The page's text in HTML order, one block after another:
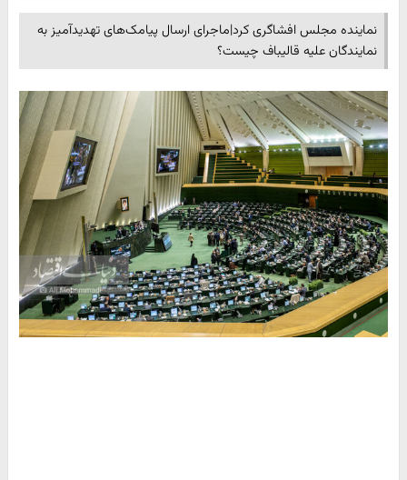
نماینده مجلس افشاگری کرد|ماجرای ارسال پیامک‌های تهدیدآمیز به
نمایندگان علیه قالیباف چیست؟